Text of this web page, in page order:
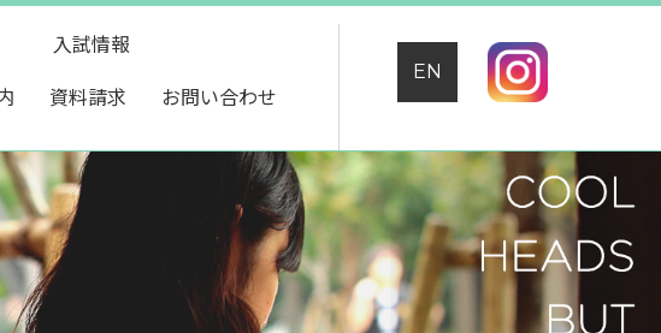
入試情報
資料請求 お問い合わせ
EN